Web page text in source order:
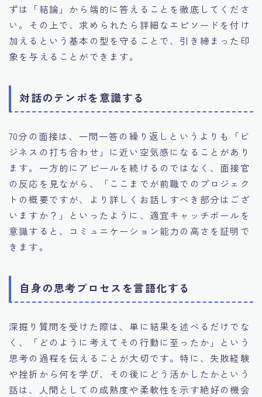
ずは「結論」から端的に答えることを徹底してくださ
い。その上で、求められたら詳細なエピソードを付け
加えるという基本の型を守ることで、引き締まった印
象を与えることができます。
対話のテンポを意識する
70分の面接は、一問一答の繰り返しというよりも「ビ
ジネスの打ち合わせ」に近い空気感になることがあり
ます。一方的にアピールを続けるのではなく、面接官
の反応を見ながら、「ここまでが前職でのプロジェク
トの概要ですが、より詳しくお話しすべき部分はござ
いますか？」といったように、適宜キャッチボールを
意識すると、コミュニケーション能力の高さを証明で
きます。
自身の思考プロセスを言語化する
深掘り質問を受けた際は、単に結果を述べるだけでな
く、「どのように考えてその行動に至ったか」という
思考の過程を伝えることが大切です。特に、失敗経験
や挫折から何を学び、その後にどう活かしたかという
話は、人間としての成熟度や柔軟性を示す絶好の機会